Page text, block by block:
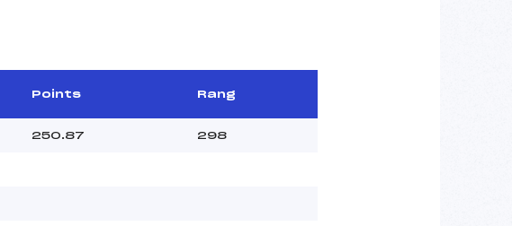
Points Rang
250.87 298